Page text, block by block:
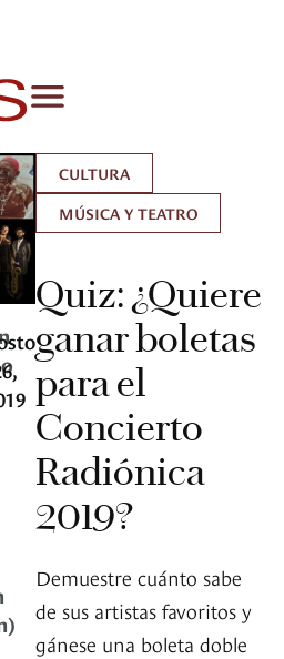
CULTURA
MÚSICA Y TEATRO
Quiz: ¿Quiere
ganar boletas
para el
Concierto
Radiónica
2019?
Demuestre cuánto sabe
de sus artistas favoritos y
gánese una boleta doble